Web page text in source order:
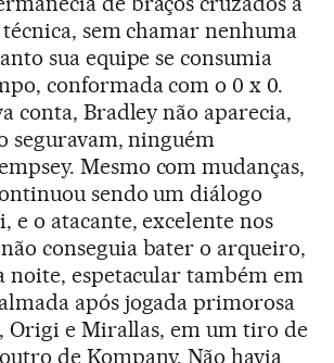
sem chamar nenhuma
sua equipe se consumia
conformada com o 0 x 0.
conta, Bradley não aparecia,
seguravam, ninguém
Mesmo com mudanças,
sendo um diálogo
e o atacante, excelente nos
conseguia bater o arqueiro,
noite, espetacular também em
após jogada primorosa
Origi e Mirallas, em um tiro de
de Kompany. Não havia